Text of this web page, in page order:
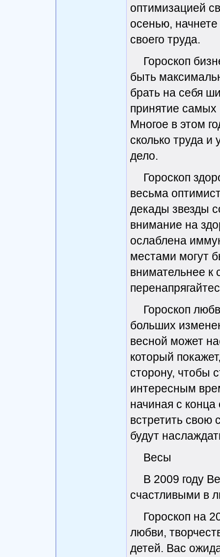
оптимизацией
осенью,
своего труда.
Гороскоп
быть
брать на себя
принятие
Многое в этом
сколько труда
дело.
Гороскоп
весьма
декады звезды
внимание на
ослаблена
местами могут
внимательнее к
Гороскоп
больших
весной может
который
сторону, чтобы
интересным
начиная с
встретить свою
будут
Весы
В 2009 году
счастливыми в
Гороскоп на
любви,
детей. Вас